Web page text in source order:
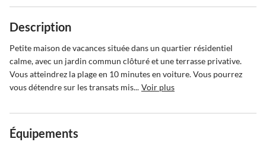
Description
Petite maison de vacances située dans un quartier résidentiel
calme, avec un jardin commun clôturé et une terrasse privative.
Vous atteindrez la plage en 10 minutes en voiture. Vous pourrez
vous détendre sur les transats mis... Voir plus
Équipements